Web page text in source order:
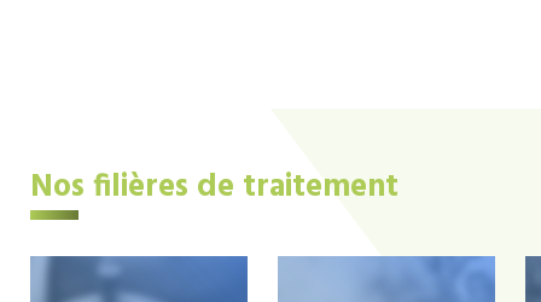
Nos filières de traitement